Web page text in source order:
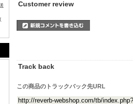
Customer review
Track back
この商品のトラックバック先URL